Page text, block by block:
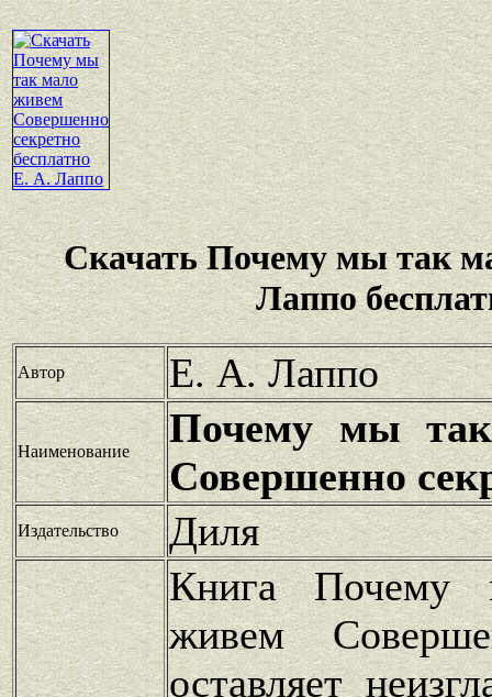
Скачать Почему мы так
Лаппо
Автор Е. А. Лаппо
Наименование
Почему мы
Совершенно
Издательство Диля
Книга
живем
оставляет